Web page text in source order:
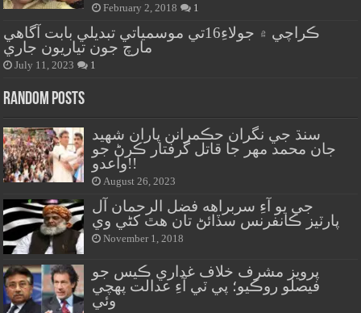
February 2, 2018 1
ڪراچي ۾ جولاءِ16تي موسمياتي تبديلي بابت آگاهي
مارچ جون تياريون جاري
July 11, 2023 1
Random Posts
سنڌ جي نگران حڪمرانن پاران شهيد
جان محمد مهر جا قاتل گرفتار ڪرڻ جو
واعدو!!
August 26, 2023
جي يو آءِ سربراهه فضل الرحمان آل
پارٽيز ڪانفرنس سڏائڻ تان هٿ کڻي وي
November 1, 2018
پرويز مشرف خلاف غداري ڪيس جو
فيصلو روڪيو؛ پي ٽي آءِ عدالت پهچي
وئي